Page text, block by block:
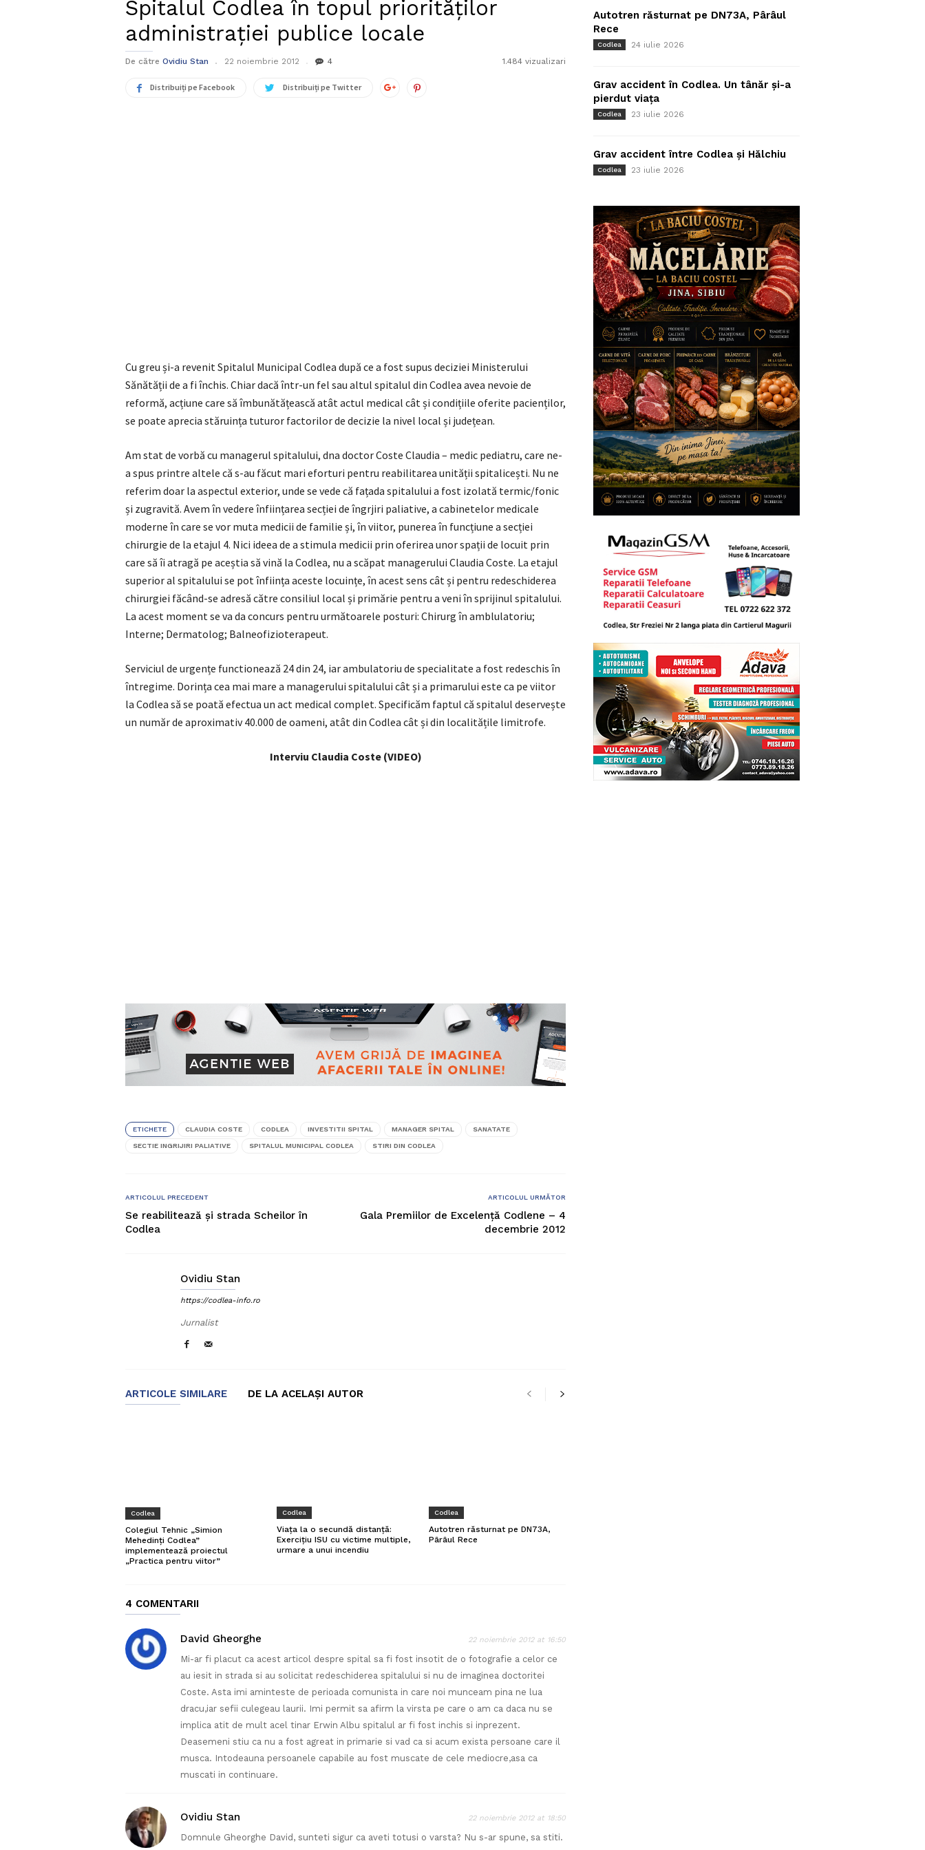
Spitalul Codlea în topul priorităților
administrației publice locale
De către Ovidiu Stan 22 noiembrie 2012 4 1.484 vizualizari
Distribuiți pe Facebook Distribuiți pe Twitter
Cu greu și-a revenit Spitalul Municipal Codlea după ce a fost supus deciziei Ministerului
Sănătății de a fi închis. Chiar dacă într-un fel sau altul spitalul din Codlea avea nevoie de
reformă, acțiune care să îmbunătățească atât actul medical cât și condițiile oferite pacienților,
se poate aprecia stăruința tuturor factorilor de decizie la nivel local și județean.
Am stat de vorbă cu managerul spitalului, dna doctor Coste Claudia – medic pediatru, care ne-
a spus printre altele că s-au făcut mari eforturi pentru reabilitarea unității spitalicești. Nu ne
referim doar la aspectul exterior, unde se vede că fațada spitalului a fost izolată termic/fonic
și zugravită. Avem în vedere înființarea secției de îngrjiri paliative, a cabinetelor medicale
moderne în care se vor muta medicii de familie și, în viitor, punerea în funcțiune a secției
chirurgie de la etajul 4. Nici ideea de a stimula medicii prin oferirea unor spații de locuit prin
care să îi atragă pe aceștia să vină la Codlea, nu a scăpat managerului Claudia Coste. La etajul
superior al spitalului se pot înființa aceste locuințe, în acest sens cât și pentru redeschiderea
chirurgiei făcând-se adresă către consiliul local și primărie pentru a veni în sprijinul spitalului.
La acest moment se va da concurs pentru următoarele posturi: Chirurg în amblulatoriu;
Interne; Dermatolog; Balneofizioterapeut.
Serviciul de urgențe functionează 24 din 24, iar ambulatoriu de specialitate a fost redeschis în
întregime. Dorința cea mai mare a managerului spitalului cât și a primarului este ca pe viitor
la Codlea să se poată efectua un act medical complet. Specificăm faptul că spitalul deservește
un număr de aproximativ 40.000 de oameni, atât din Codlea cât și din localitățile limitrofe.
Interviu Claudia Coste (VIDEO)
ETICHETE CLAUDIA COSTE CODLEA INVESTITII SPITAL MANAGER SPITAL SANATATE
SECTIE INGRIJIRI PALIATIVE SPITALUL MUNICIPAL CODLEA STIRI DIN CODLEA
ARTICOLUL PRECEDENT
Se reabilitează și strada Scheilor în
Codlea
ARTICOLUL URMĂTOR
Gala Premiilor de Excelență Codlene – 4
decembrie 2012
Ovidiu Stan
https://codlea-info.ro
Jurnalist
ARTICOLE SIMILARE DE LA ACELAȘI AUTOR
Codlea
Colegiul Tehnic „Simion
Mehedinți Codlea”
implementează proiectul
„Practica pentru viitor”
Codlea
Viața la o secundă distanță:
Exercițiu ISU cu victime multiple,
urmare a unui incendiu
Codlea
Autotren răsturnat pe DN73A,
Pârâul Rece
4 COMENTARII
David Gheorghe 22 noiembrie 2012 at 16:50
Mi-ar fi placut ca acest articol despre spital sa fi fost insotit de o fotografie a celor ce
au iesit in strada si au solicitat redeschiderea spitalului si nu de imaginea doctoritei
Coste. Asta imi aminteste de perioada comunista in care noi munceam pina ne lua
dracu,iar sefii culegeau laurii. Imi permit sa afirm la virsta pe care o am ca daca nu se
implica atit de mult acel tinar Erwin Albu spitalul ar fi fost inchis si inprezent.
Deasemeni stiu ca nu a fost agreat in primarie si vad ca si acum exista persoane care il
musca. Intodeauna persoanele capabile au fost muscate de cele mediocre,asa ca
muscati in continuare.
Ovidiu Stan 22 noiembrie 2012 at 18:50
Domnule Gheorghe David, sunteti sigur ca aveti totusi o varsta? Nu s-ar spune, sa stiti.
Autotren răsturnat pe DN73A, Pârâul
Rece
Codlea 24 iulie 2026
Grav accident în Codlea. Un tânăr și-a
pierdut viața
Codlea 23 iulie 2026
Grav accident între Codlea și Hălchiu
Codlea 23 iulie 2026